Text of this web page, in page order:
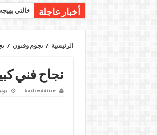
أخبار عاجلة خالتي
الرئيسية / نجوم وفنون /
نجاح فني
badreddine يونيو